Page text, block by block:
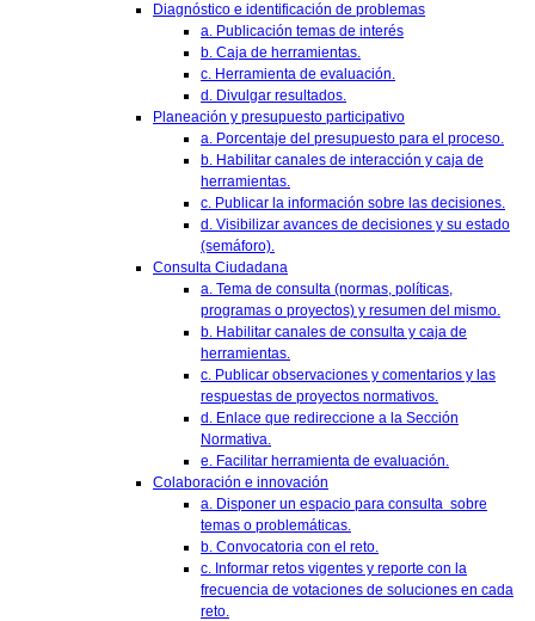
Diagnóstico e identificación de problemas
a. Publicación temas de interés
b. Caja de herramientas.
c. Herramienta de evaluación.
d. Divulgar resultados.
Planeación y presupuesto participativo
a. Porcentaje del presupuesto para el proceso.
b. Habilitar canales de interacción y caja de
herramientas.
c. Publicar la información sobre las decisiones.
d. Visibilizar avances de decisiones y su estado
(semáforo).
Consulta Ciudadana
a. Tema de consulta (normas, políticas,
programas o proyectos) y resumen del mismo.
b. Habilitar canales de consulta y caja de
herramientas.
c. Publicar observaciones y comentarios y las
respuestas de proyectos normativos.
d. Enlace que redireccione a la Sección
Normativa.
e. Facilitar herramienta de evaluación.
Colaboración e innovación
a. Disponer un espacio para consulta sobre
temas o problemáticas.
b. Convocatoria con el reto.
c. Informar retos vigentes y reporte con la
frecuencia de votaciones de soluciones en cada
reto.